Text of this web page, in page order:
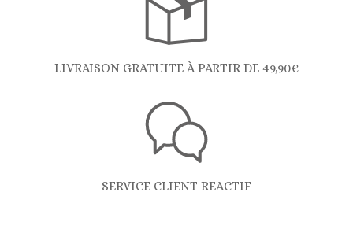
LIVRAISON GRATUITE À PARTIR DE 49,90€
SERVICE CLIENT REACTIF